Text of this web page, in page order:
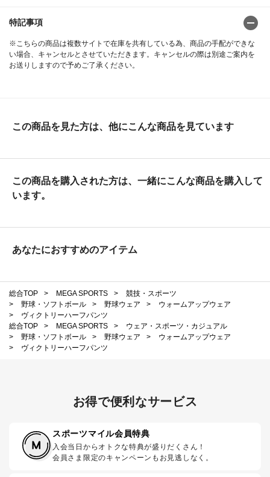
特記事項
※こちらの商品は複数サイトで在庫を共有している為、商品の手配ができな
い場合、キャンセルとさせていただきます。キャンセルの際は別途ご案内を
お送りしますので予めご了承ください。
この商品を見た方は、他にこんな商品を見ています
この商品を購入された方は、一緒にこんな商品を購入して
います。
あなたにおすすめのアイテム
総合TOP > MEGA SPORTS >
競技・スポーツ
>
野球・ソフトボール > 野球ウェア >
ウォームアップウェア
>
ヴィクトリーハーフパンツ
総合TOP
> MEGA SPORTS >
ウェア・スポーツ・カジュアル
>
野球・ソフトボール > 野球ウェア >
ウォームアップウェア
>
ヴィクトリーハーフパンツ
お得で便利なサービス
スポーツマイル会員特典
入会当日からオトクな特典が盛りだくさん！
会員さま限定のキャンペーンもお見逃しなく。